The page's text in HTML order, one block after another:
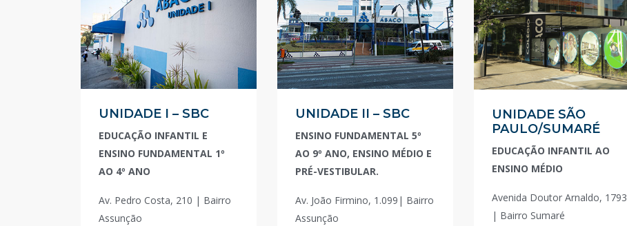
UNIDADE I – SBC
EDUCAÇÃO INFANTIL E
ENSINO FUNDAMENTAL 1º
AO 4º ANO
Av. Pedro Costa, 210 | Bairro
Assunção
UNIDADE II – SBC
ENSINO FUNDAMENTAL 5º
AO 9º ANO, ENSINO MÉDIO E
PRÉ-VESTIBULAR.
Av. João Firmino, 1.099| Bairro
Assunção
UNIDADE SÃO
PAULO/SUMARÉ
EDUCAÇÃO INFANTIL AO
ENSINO MÉDIO
Avenida Doutor Arnaldo, 1793
| Bairro Sumaré